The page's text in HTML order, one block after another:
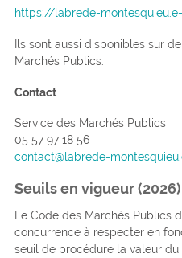
https://labrede-
Ils sont aussi disponibles sur
Marchés Publics.
Contact
Service des Marchés Publics
05 57 97 18 56
contact@labrede-
Seuils en vigueur (2026)
Le Code des Marchés Publics
concurrence à respecter en
seuil de procédure la valeur